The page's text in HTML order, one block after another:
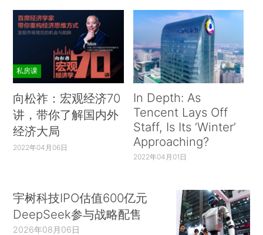
私房课
向松祚：宏观经济70
讲，带你了解国内外
经济大局
2022年04月06日
In Depth: As
Tencent Lays Off
Staff, Is Its ‘Winter’
Approaching?
2022年04月01日
宇树科技IPO估值600亿元
DeepSeek参与战略配售
2026年08月06日